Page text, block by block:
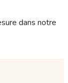
dans notre